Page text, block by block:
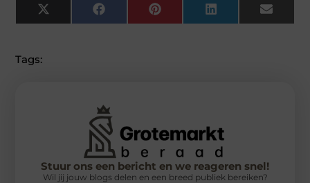
X
(Twitter)
FacebookPinterest LinkedIn Email
Tags:
Stuur ons een bericht en we reageren snel!
Wil jij jouw blogs delen en een breed publiek bereiken?